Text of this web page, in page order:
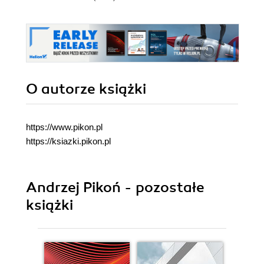
O autorze książki
https://www.pikon.pl
https://ksiazki.pikon.pl
Andrzej Pikoń - pozostałe
książki